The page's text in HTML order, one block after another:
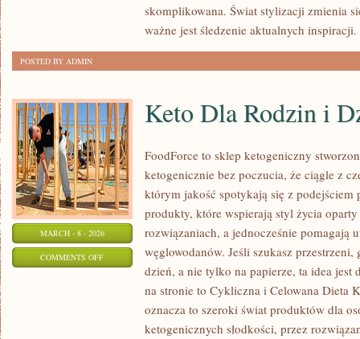
skomplikowana. Świat stylizacji zmienia
ważne jest śledzenie aktualnych
POSTED BY ADMIN
MARCH - 8 - 2026
COMMENTS OFFON
Keto Dla Rodzin i
FoodForce to sklep ketogeniczny
ketogenicznie bez poczucia, że ciągle z
którym jakość spotykają się z podejściem
produkty, które wspierają styl życia
rozwiązaniach, a jednocześnie pomagają
węglowodanów. Jeśli szukasz
dzień, a nie tylko na papierze, ta idea jest
na stronie to Cykliczna i Celowana Dieta
oznacza to szeroki świat produktów dla
ketogenicznych słodkości, przez